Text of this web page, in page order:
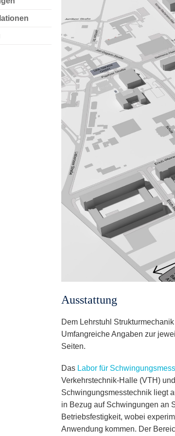
Ausstattung
Dem Lehrstuhl
Umfangreiche Angaben zur
Seiten.
Das Labor für
Verkehrstechnik-Halle (VTH)
Schwingungsmesstechnik liegt
in Bezug auf Schwingungen an
Betriebsfestigkeit, wobei
Anwendung kommen. Der